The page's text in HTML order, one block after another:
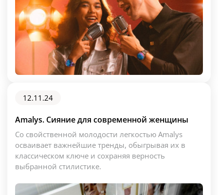
12.11.24
Amalys. Сияние для современной женщины
Со свойственной молодости легкостью Amalys
осваивает важнейшие тренды, обыгрывая их в
классическом ключе и сохраняя верность
выбранной стилистике.